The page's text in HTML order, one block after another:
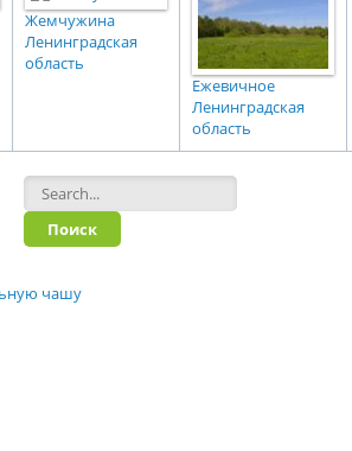
Жемчужина
Ленинградская
область
Ежевичное
Ленинградская
область
Форма поиска